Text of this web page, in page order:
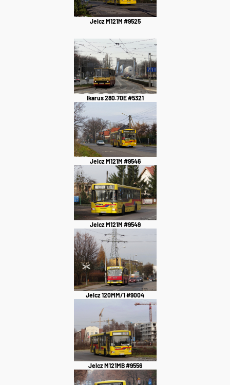
Jelcz M121M #9525
Ikarus 280.70E #5321
Jelcz M121M #9546
Jelcz M121M #9549
Jelcz 120MM/1 #9004
Jelcz M121MB #9556